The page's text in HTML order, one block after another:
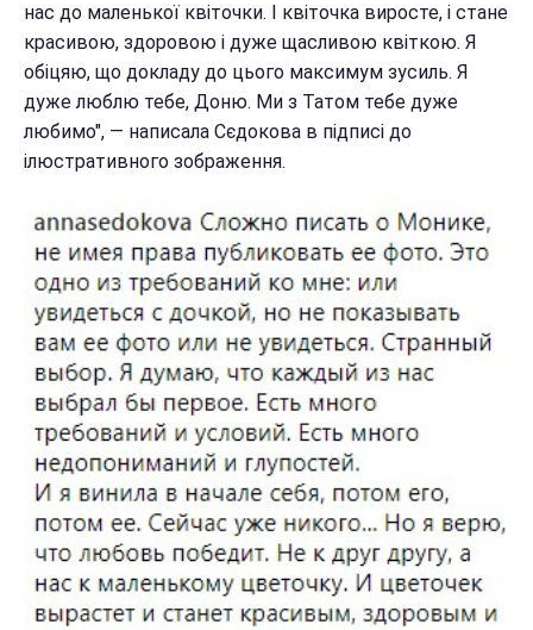
нас до маленької квіточки. І квіточка виросте, і стане
красивою, здоровою і дуже щасливою квіткою. Я
обіцяю, що докладу до цього максимум зусиль. Я
дуже люблю тебе, Доню. Ми з Татом тебе дуже
любимо", — написала Сєдокова в підписі до
ілюстративного зображення.